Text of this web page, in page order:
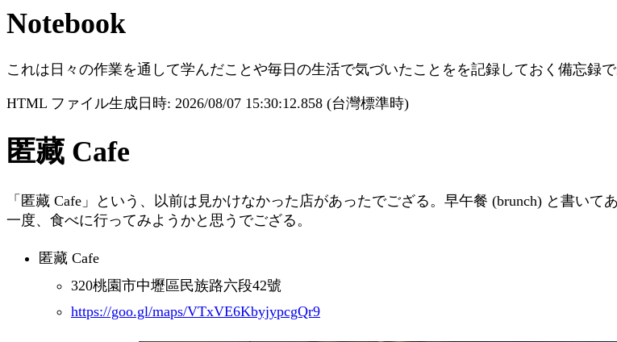
Notebook
これは日々の作業を通して学んだことや毎日の生活で気づいたことをを記録しておく備忘録で
HTML ファイル生成日時: 2026/08/07 15:30:12.858 (台灣標準時)
匿藏 Cafe
「匿藏 Cafe」という、以前は見かけなかった店があったでござる。早午餐 (brunch) と書いて
一度、食べに行ってみようかと思うでござる。
匿藏 Cafe
320桃園市中壢區民族路六段42號
https://goo.gl/maps/VTxVE6KbyjypcgQr9